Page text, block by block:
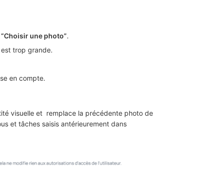
“Choisir une photo”.
trop grande.
en compte.
visuelle et remplace la précédente photo de
et tâches saisis antérieurement dans